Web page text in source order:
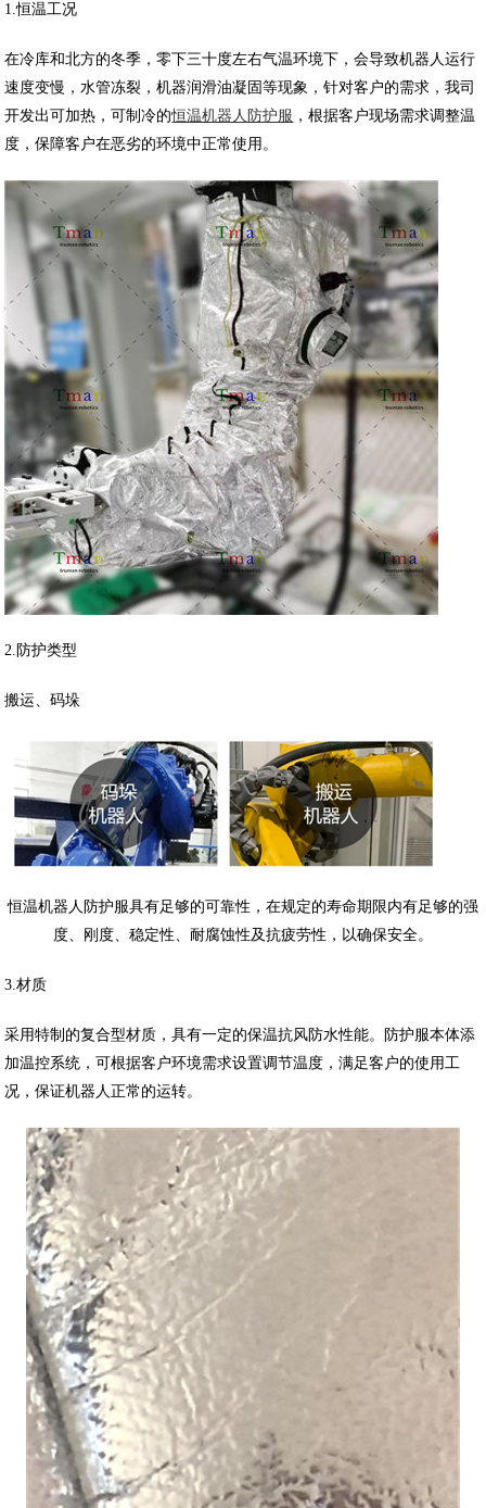
1.恒温工况
在冷库和北方的冬季，零下三十度左右气温环境下，会导致机器人运行
速度变慢，水管冻裂，机器润滑油凝固等现象，针对客户的需求，我司
开发出可加热，可制冷的恒温机器人防护服 ，根据客户现场需求调整温
度，保障客户在恶劣的环境中正常使用。
2.防护类型
搬运、码垛
恒温机器人防护服具有足够的可靠性，在规定的寿命期限内有足够的强
度、刚度、稳定性、耐腐蚀性及抗疲劳性，以确保安全。
3.材质
采用特制的复合型材质，具有一定的保温抗风防水性能。防护服本体添
加温控系统，可根据客户环境需求设置调节温度，满足客户的使用工
况，保证机器人正常的运转。